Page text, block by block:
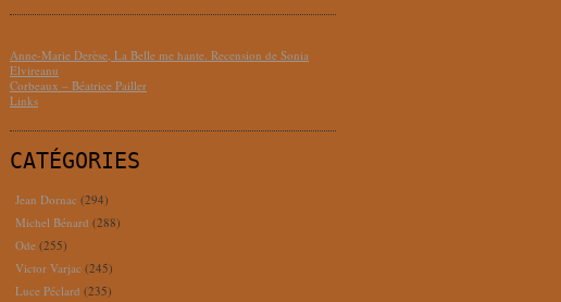
Anne-Marie Derèse, La Belle me hante. Recension de Sonia
Elvireanu
Corbeaux – Béatrice Pailler
Links
CATÉGORIES
Jean Dornac (294)
Michel Bénard (288)
Ode (255)
Victor Varjac (245)
Luce Péclard (235)